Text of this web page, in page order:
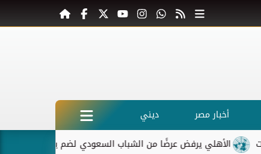
أخبار مصر
ديني
الأهلي يرفض عرضًا من الشباب السعودي لضم ياسر إبراهيم